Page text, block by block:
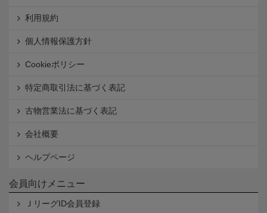
利用規約
個人情報保護方針
Cookieポリシー
特定商取引法に基づく表記
古物営業法に基づく表記
会社概要
ヘルプページ
会員向けメニュー
ＪリーグID会員登録